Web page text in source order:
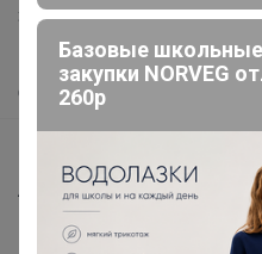
Защита покупателя
Помощь
О нас
Анонсы
Новости
Базовые
закупки NORVEG
260р